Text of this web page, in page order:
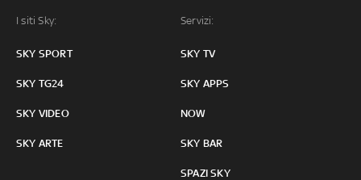
I siti Sky:
SKY SPORT
SKY TG24
SKY VIDEO
SKY ARTE
Servizi:
SKY TV
SKY APPS
NOW
SKY BAR
SPAZI SKY